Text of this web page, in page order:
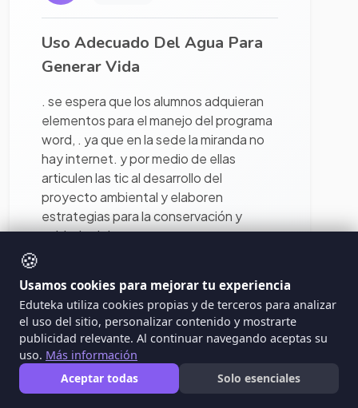
Uso Adecuado Del Agua Para
Generar Vida
. se espera que los alumnos adquieran
elementos para el manejo del programa
word, . ya que en la sede la miranda no
hay internet. y por medio de ellas
articulen las tic al desarrollo del
proyecto ambiental y elaboren
estrategias para la conservación y
cuidado del agua.
445 446
🍪
Usamos cookies para mejorar tu experiencia
Eduteka utiliza cookies propias y de terceros para analizar
el uso del sitio, personalizar contenido y mostrarte
publicidad relevante. Al continuar navegando aceptas su
uso. Más información
Aceptar todas
Solo esenciales